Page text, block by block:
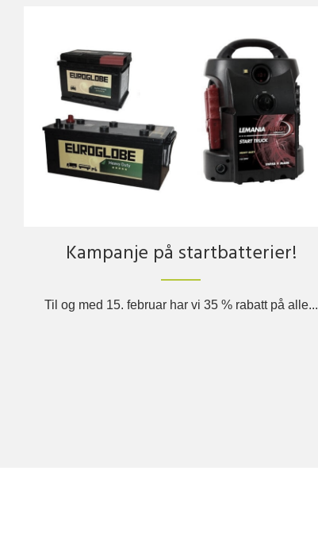
Kampanje på startbatterier!
Til og med 15. februar har vi 35 % rabatt på alle...